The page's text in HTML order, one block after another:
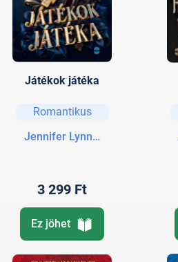
Játékok játéka
Romantikus
Jennifer Lynn Barnes
3 299 Ft
Ez jöhet